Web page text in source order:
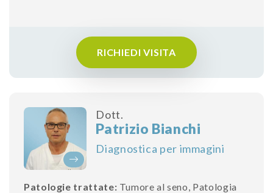
RICHIEDI VISITA
Dott.
Patrizio Bianchi
Diagnostica per immagini
Patologie trattate: Tumore al seno, Patologia